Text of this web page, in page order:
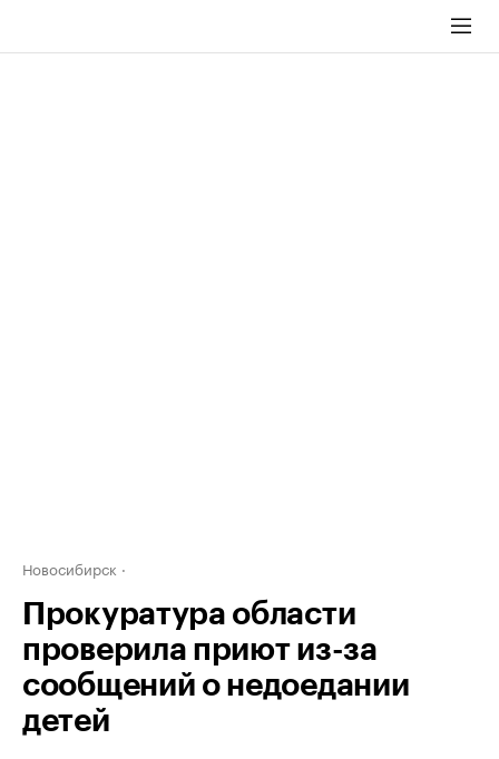
Новосибирск
Прокуратура области
проверила приют из-за
сообщений о недоедании
детей